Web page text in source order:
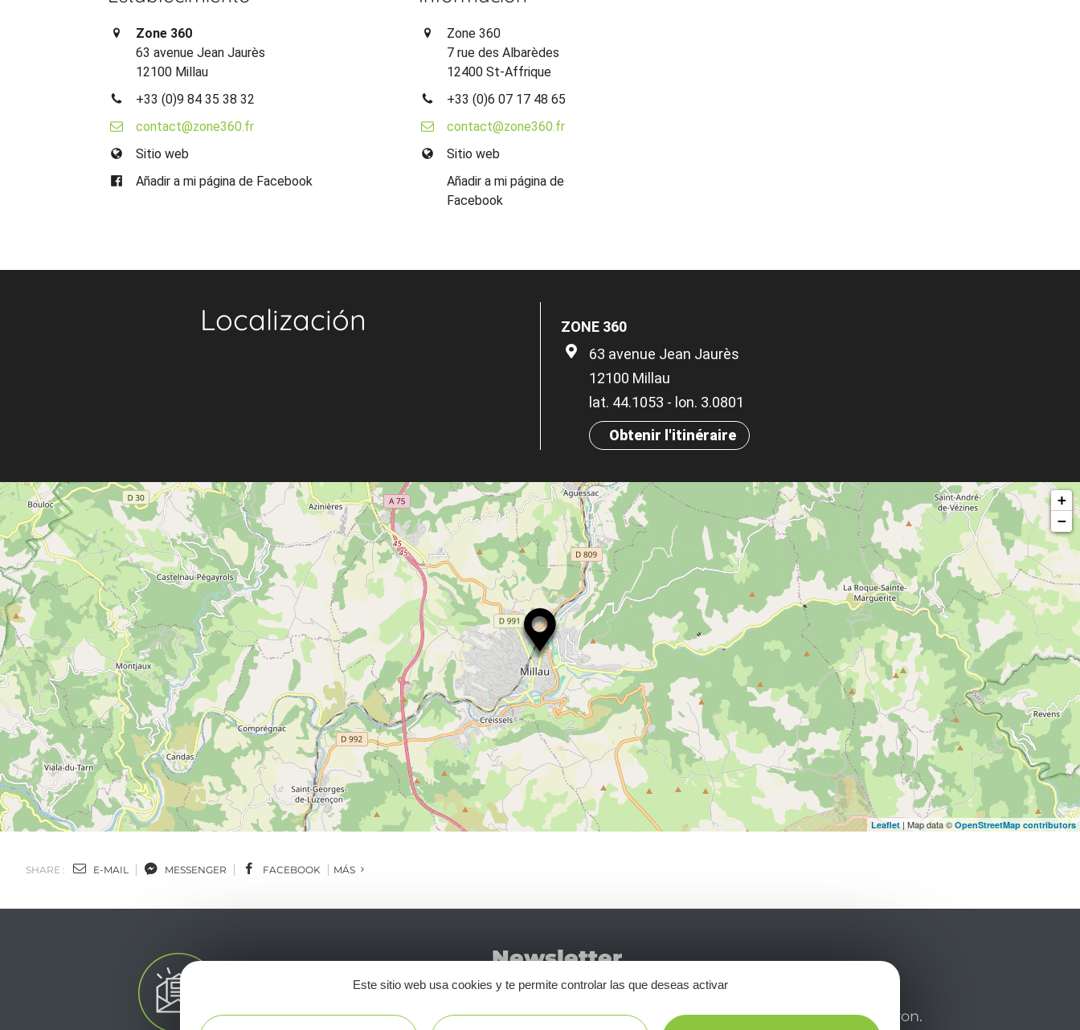
Zone 360
63 avenue Jean Jaurès
12100 Millau
+33 (0)9 84 35 38 32
contact@zone360.fr
Sitio web
Añadir a mi página de Facebook
Zone 360
7 rue des Albarèdes
12400 St-Affrique
+33 (0)6 07 17 48 65
contact@zone360.fr
Sitio web
Añadir a mi página de
Facebook
Localización
ZONE 360
63 avenue Jean Jaurès
12100 Millau
lat. 44.1053 - lon. 3.0801
Obtenir l'itinéraire
+
−
Leaflet| Map data © OpenStreetMap contributors
SHARE : E-MAIL MESSENGER FACEBOOK MÁS
Newsletter
Tourismo
newsletter y déjese inspirar para
disfrutar de su estancia en el Aveyron.
Este sitio web usa cookies y te permite controlar las que deseas activar